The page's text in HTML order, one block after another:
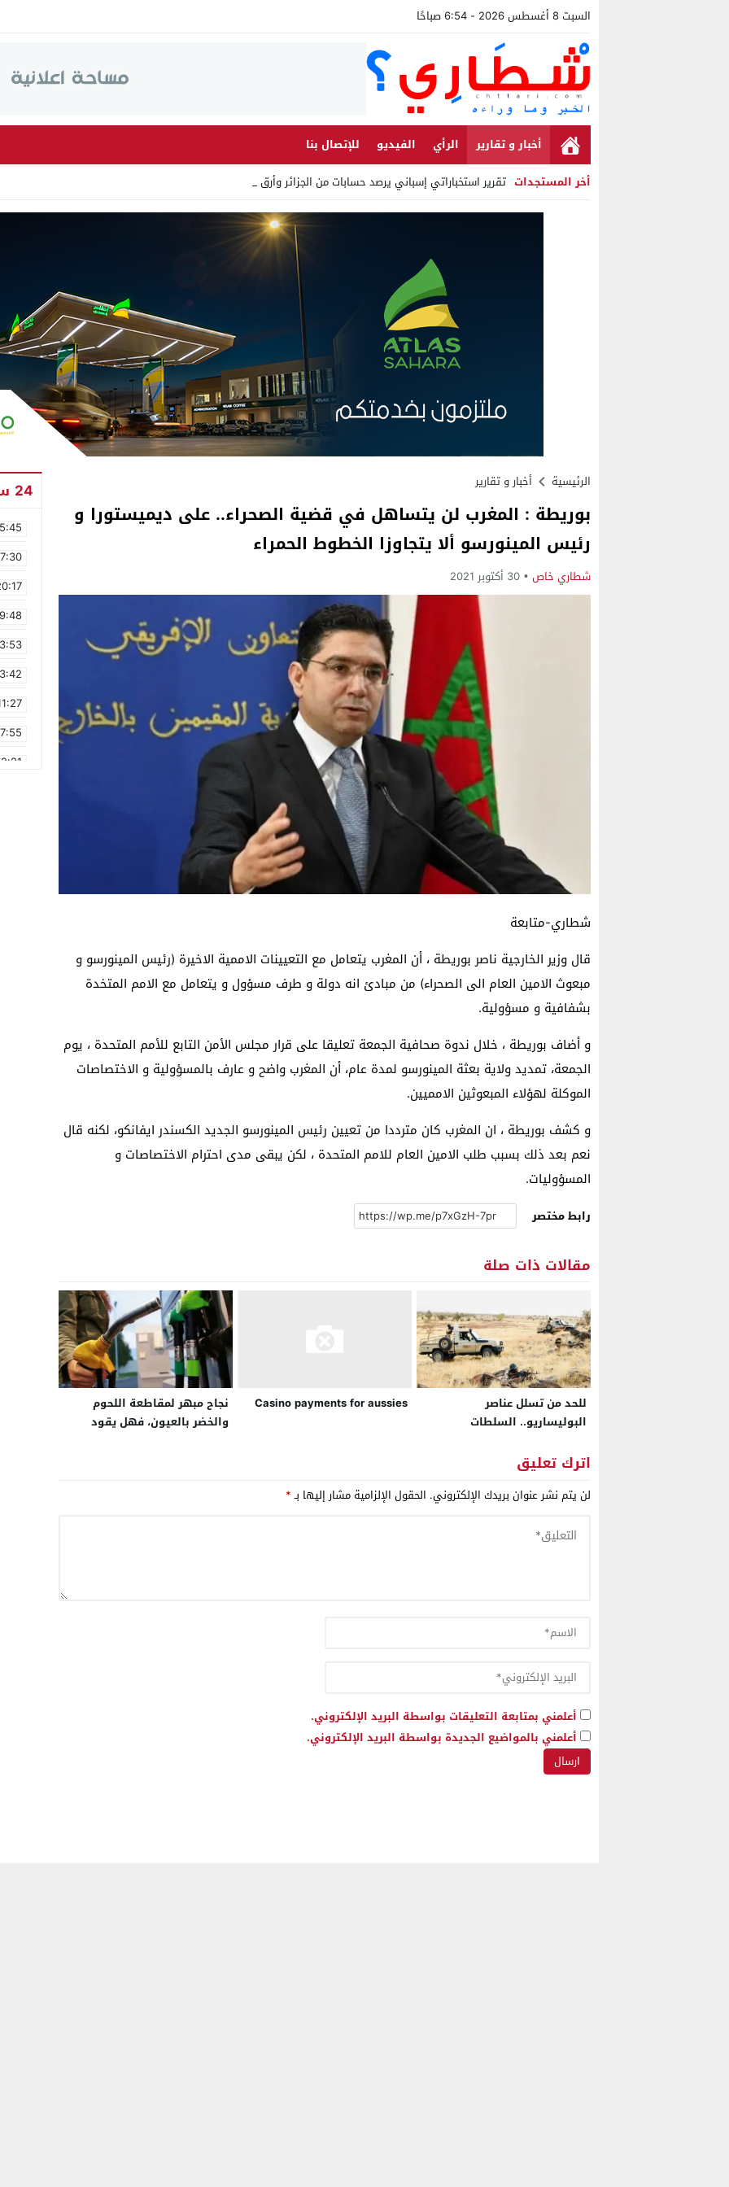
السبت 8 أغسطس 2026 - 6:54 صباحًا
أخبار و تقارير الرأي الفيديو
للإتصال بنا
أخر المستجدات تقرير استخباراتي إسباني يرصد حسابات من الجزائر وأرقاما بـ”21_
Stop
الرئيسية أخبار و تقارير
بوريطة : المغرب لن يتساهل في قضية الصحراء.. على ديميستورا و
رئيس المينورسو ألا يتجاوزا الخطوط الحمراء
شطاري خاص 30 أكتوبر 2021
شطاري-متابعة
قال وزير الخارجية ناصر بوريطة ، أن المغرب يتعامل مع التعيينات الاممية الاخيرة (رئيس المينورسو و
مبعوث الامين العام الى الصحراء) من مبادئ انه دولة و طرف مسؤول و يتعامل مع الامم المتخدة
بشفافية و مسؤولية.
و أضاف بوريطة ، خلال ندوة صحافية الجمعة تعليقا على قرار مجلس الأمن التابع للأمم المتحدة ، يوم
الجمعة، تمديد ولاية بعثة المينورسو لمدة عام، أن المغرب واضح و عارف بالمسؤولية و الاختصاصات
الموكلة لهؤلاء المبعوثين الامميين.
و كشف بوريطة ، ان المغرب كان مترددا من تعيين رئيس المينورسو الجديد الكسندر ايفانكو، لكنه قال
نعم بعد ذلك بسبب طلب الامين العام للامم المتحدة ، لكن يبقى مدى احترام الاختصاصات و
المسؤوليات.
رابط مختصر
مقالات ذات صلة
للحد من تسلل عناصر
البوليساريو.. السلطات
الذهب أسبوعا لإخلاء الحدود مع
الجزائر
Casino payments for aussies
نجاح مبهر لمقاطعة اللحوم
والخضر بالعيون، فهل يقود
اترك تعليق
لن يتم نشر عنوان بريدك الإلكتروني. الحقول الإلزامية مشار إليها بـ*
أعلمني بمتابعة التعليقات بواسطة البريد الإلكتروني.
أعلمني بالمواضيع الجديدة بواسطة البريد الإلكتروني.
24 ساعة